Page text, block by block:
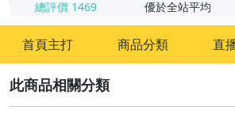
總評價 1469 優於全站平均
首頁主打 商品分類 直